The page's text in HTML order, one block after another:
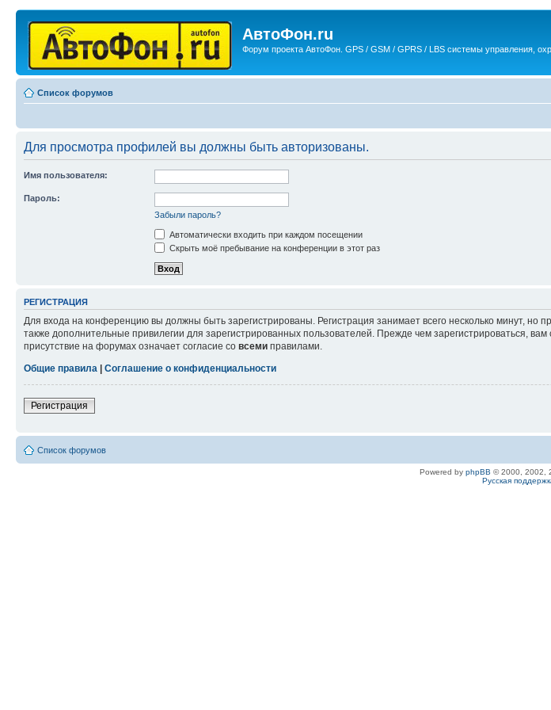
АвтоФон.ru
Форум проекта АвтоФон. GPS / GSM / GPRS / LBS системы управления,
Список форумов
Для просмотра профилей вы должны быть авторизованы.
Имя пользователя:
Пароль:
Забыли пароль?
Автоматически входить при каждом посещении
Скрыть моё пребывание на конференции в этот раз
РЕГИСТРАЦИЯ
Для входа на конференцию вы должны быть зарегистрированы. Регистрация занимает всего несколько минут,
также дополнительные привилегии для зарегистрированных пользователей. Прежде чем зарегистрироваться,
присутствие на форумах означает согласие со всеми правилами.
Общие правила | Соглашение о конфиденциальности
Регистрация
Список форумов
Powered by phpBB © 2000, 2002,
Русская